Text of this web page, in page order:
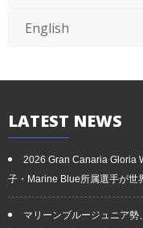
English
LATEST NEWS
2026 Gran Canaria Gloria
子・Marine Blue所属選手が世
マリーンブルージュニア